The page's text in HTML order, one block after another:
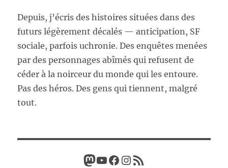
Depuis, j’écris des histoires situées dans des
futurs légèrement décalés — anticipation, SF
sociale, parfois uchronie. Des enquêtes menées
par des personnages abîmés qui refusent de
céder à la noirceur du monde qui les entoure.
Pas des héros. Des gens qui tiennent, malgré
tout.
Mastodon
YouTube
Facebook
Instagram
Flux RSS